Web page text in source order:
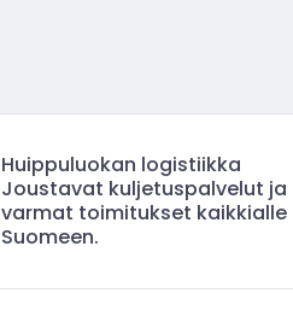
Huippuluokan logistiikka
Joustavat kuljetuspalvelut ja
varmat toimitukset kaikkialle
Suomeen.